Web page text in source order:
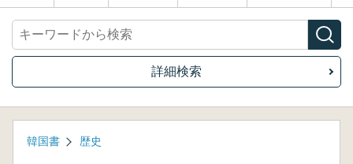
詳細検索
韓国書 歴史